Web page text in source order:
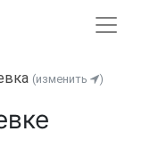
(изменить )